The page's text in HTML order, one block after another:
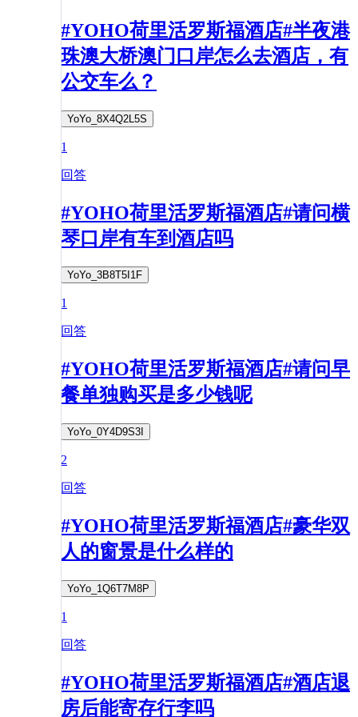
#YOHO荷里活罗斯福酒店#半夜港
珠澳大桥澳门口岸怎么去酒店，有
公交车么？
YoYo_8X4Q2L5S
1
回答
#YOHO荷里活罗斯福酒店#请问横
琴口岸有车到酒店吗
YoYo_3B8T5I1F
1
回答
#YOHO荷里活罗斯福酒店#请问早
餐单独购买是多少钱呢
YoYo_0Y4D9S3I
2
回答
#YOHO荷里活罗斯福酒店#豪华双
人的窗景是什么样的
YoYo_1Q6T7M8P
1
回答
#YOHO荷里活罗斯福酒店#酒店退
房后能寄存行李吗